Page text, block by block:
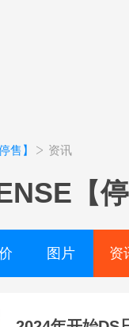
售】 资讯
【
图片 资